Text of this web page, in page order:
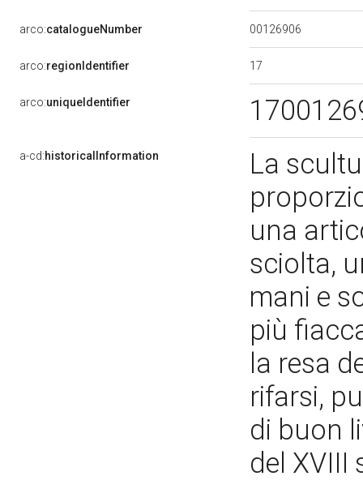
arco:catalogueNumber 00126906
arco:regionIdentifier 17
arco:uniqueIdentifier
a-cd:historicalInformation
La
una
sciolta,
mani e
più
la resa
rifarsi,
di buon
del